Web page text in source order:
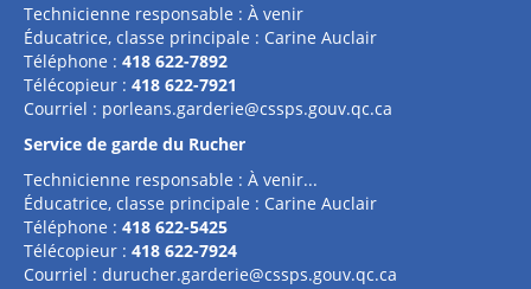
Technicienne responsable : À venir
Éducatrice, classe principale : Carine Auclair
Téléphone : 418 622-7892
Télécopieur : 418 622-7921
Courriel : porleans.garderie@cssps.gouv.qc.ca
Service de garde du Rucher
Technicienne responsable : À venir...
Éducatrice, classe principale : Carine Auclair
Téléphone : 418 622-5425
Télécopieur : 418 622-7924
Courriel : durucher.garderie@cssps.gouv.qc.ca